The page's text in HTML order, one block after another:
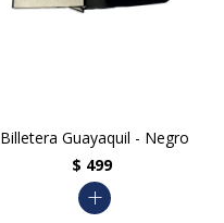
Billetera Guayaquil - Negro
$ 499
add